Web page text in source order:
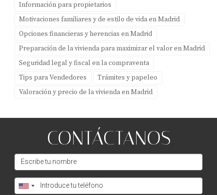
Vender una segunda residencia en Boadilla del Monte
puede parecer complicado al principio, pero con las
estrategias adecuadas y el enfoque correcto, puedes
lograrlo con éxito. Es esencial comprender qué buscan
los compradores y cómo puedes presentar tu propiedad
para satisfacer esas necesidades. Recuerda que cada
hogar tiene su propia historia; compartirla puede ser
clientes. Si estás pensando en vender tu segunda
residencia o simplemente quieres obtener más
información sobre cómo optimizar este proceso, te invito
a descargar nuestra Guía gratuita para propietarios en
ayudarte a navegar por cada etapa del proceso con
Información para propietarios
Motivaciones familiares y de estilo de vida en Madrid
Opciones financieras y herencias en Madrid
Preparación de la vivienda para maximizar el valor en Madrid
Seguridad legal y fiscal en la compraventa
Tips para Vendedores
Trámites y papeleo
Valoración y precio de la vivienda en Madrid
CONTÁCTANOS